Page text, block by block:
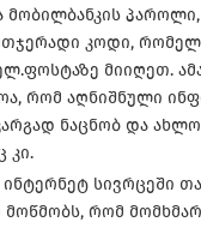
მობილბანკის პაროლი,
კოდი,
მიიღეთ.
რომ აღნიშნული
ნაცნობ და
კი.
ინტერნეტ სივრცეში
მოწმობს, რომ